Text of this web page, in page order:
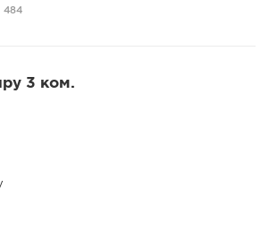
но и не оставит Вас без горячей
484
3 ком.